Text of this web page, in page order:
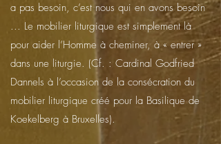
a pas besoin, c’est nous qui en avons besoin
... Le mobilier liturgique est simplement là
pour aider l’Homme à cheminer, à « entrer »
dans une liturgie. (Cf. : Cardinal Godfried
Dannels à l’occasion de la consécration du
mobilier liturgique créé pour la Basilique de
Koekelberg à Bruxelles).